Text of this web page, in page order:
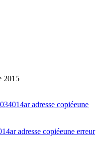
2015
adresse copiéeune
adresse copiéeune erreur